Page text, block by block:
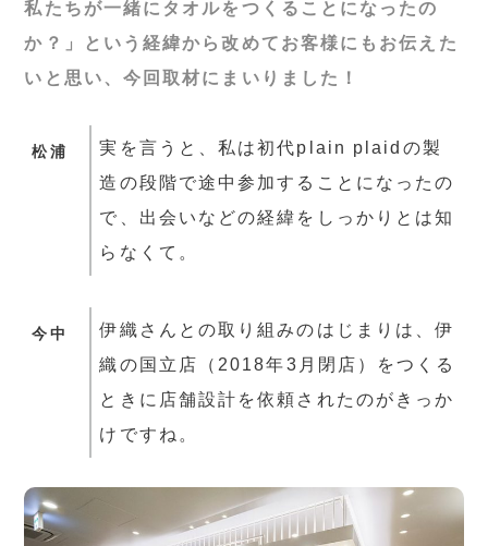
私たちが一緒にタオルをつくることになったの
か？」という経緯から改めてお客様にもお伝えた
いと思い、今回取材にまいりました！
松浦
実を言うと、私は初代plain plaidの製
造の段階で途中参加することになったの
で、出会いなどの経緯をしっかりとは知
らなくて。
今中
伊織さんとの取り組みのはじまりは、伊
織の国立店（2018年3月閉店）をつくる
ときに店舗設計を依頼されたのがきっか
けですね。